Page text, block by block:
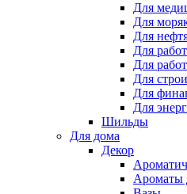
Для
Для
Для
Для
Для
Для
Для
Для
Шильды
Для дома
Декор
Ароматы